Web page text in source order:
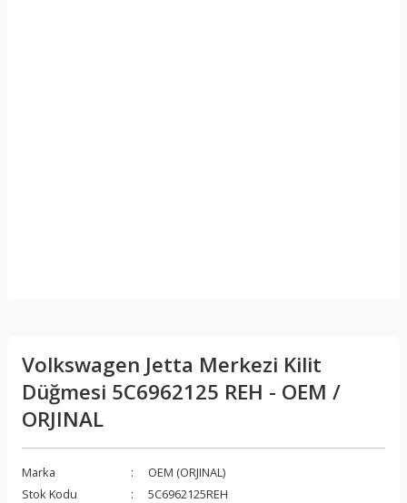
Volkswagen Jetta Merkezi Kilit
Düğmesi 5C6962125 REH - OEM /
ORJINAL
Marka
OEM (ORJINAL)
Stok Kodu
5C6962125REH